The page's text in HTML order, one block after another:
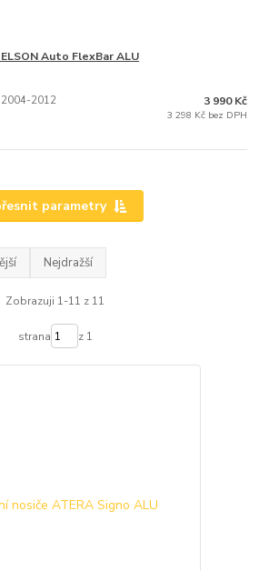
Auto FlexBar ALU
2004-2012 3 990 Kč
3 298 Kč bez DPH
parametry
Nejdražší
Zobrazuji 1-11 z 11
strana z 1